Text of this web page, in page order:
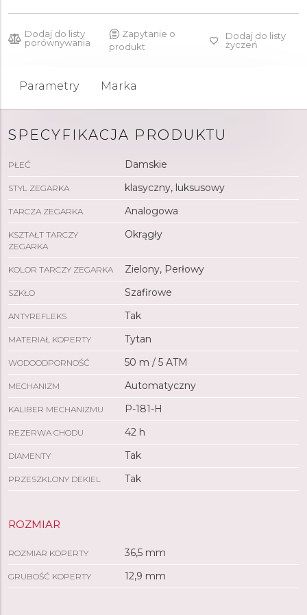
Dodaj do listy
porównywania
Zapytanie o
produkt
Dodaj do listy
życzeń
Parametry Marka
SPECYFIKACJA PRODUKTU
PŁEĆ Damskie
STYL ZEGARKA klasyczny, luksusowy
TARCZA ZEGARKA Analogowa
KSZTAŁT TARCZY
ZEGARKA
Okrągły
KOLOR TARCZY ZEGARKA Zielony, Perłowy
SZKŁO Szafirowe
ANTYREFLEKS Tak
MATERIAŁ KOPERTY Tytan
WODOODPORNOŚĆ 50 m / 5 ATM
MECHANIZM Automatyczny
KALIBER MECHANIZMU P-181-H
REZERWA CHODU 42 h
DIAMENTY Tak
PRZESZKLONY DEKIEL Tak
ROZMIAR
ROZMIAR KOPERTY 36,5 mm
GRUBOŚĆ KOPERTY 12,9 mm